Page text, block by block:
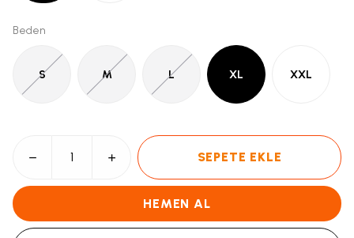
Beden
S M L XL XXL
SEPETE EKLE
HEMEN AL